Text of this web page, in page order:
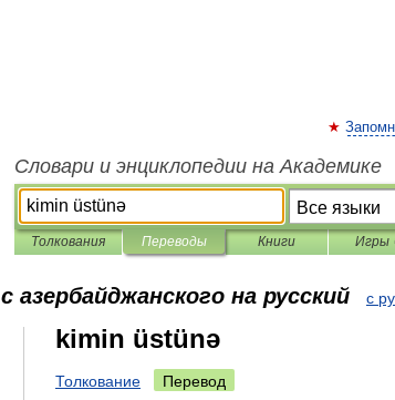
Словари и энциклопедии на Академике
Толкования Переводы Книги Игры
с азербайджанского на русский с
kimin üstünə
Толкование Перевод